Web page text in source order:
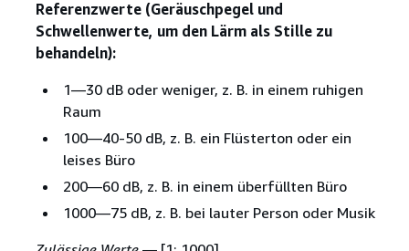
Referenzwerte (Geräuschpegel und
Schwellenwerte, um den Lärm als Stille zu
behandeln):
1—30 dB oder weniger, z. B. in einem ruhigen
Raum
100—40-50 dB, z. B. ein Flüsterton oder ein
leises Büro
200—60 dB, z. B. in einem überfüllten Büro
1000—75 dB, z. B. bei lauter Person oder Musik